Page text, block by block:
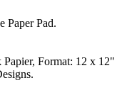
Paper Pad.
Papier, Format: 12 x 12"